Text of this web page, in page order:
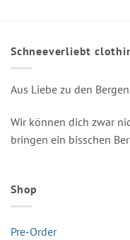
Schneeverliebt
Aus Liebe zu den
Wir können dich zwar
bringen ein bisschen
Shop
Pre-Order